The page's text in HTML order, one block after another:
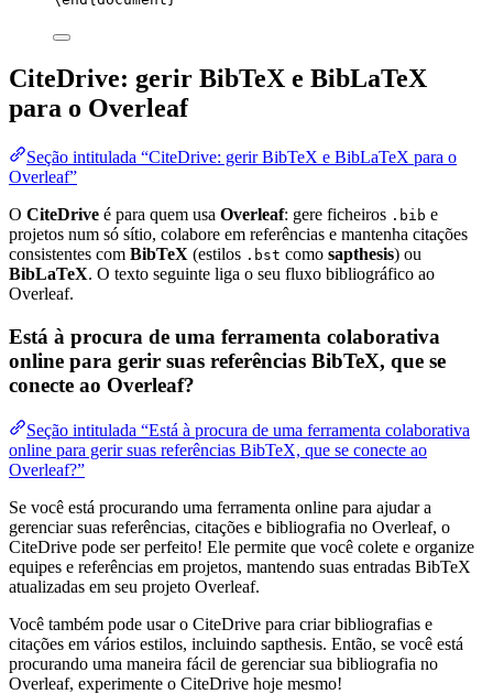
CiteDrive: gerir BibTeX e BibLaTeX
para o Overleaf
Seção intitulada “CiteDrive: gerir BibTeX e BibLaTeX para o
Overleaf”
O CiteDrive é para quem usa Overleaf: gere ficheiros .bib e
projetos num só sítio, colabore em referências e mantenha citações
consistentes com BibTeX (estilos .bst como sapthesis) ou
BibLaTeX. O texto seguinte liga o seu fluxo bibliográfico ao
Overleaf.
Está à procura de uma ferramenta colaborativa
online para gerir suas referências BibTeX, que se
conecte ao Overleaf?
Seção intitulada “Está à procura de uma ferramenta colaborativa
online para gerir suas referências BibTeX, que se conecte ao
Overleaf?”
Se você está procurando uma ferramenta online para ajudar a
gerenciar suas referências, citações e bibliografia no Overleaf, o
CiteDrive pode ser perfeito! Ele permite que você colete e organize
equipes e referências em projetos, mantendo suas entradas BibTeX
atualizadas em seu projeto Overleaf.
Você também pode usar o CiteDrive para criar bibliografias e
citações em vários estilos, incluindo sapthesis. Então, se você está
procurando uma maneira fácil de gerenciar sua bibliografia no
Overleaf, experimente o CiteDrive hoje mesmo!